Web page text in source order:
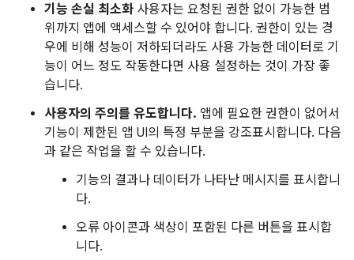
기능 손실 최소화 사용자는 요청된 권한 없이 가능한 범
위까지 앱에 액세스할 수 있어야 합니다. 권한이 있는 경
우에 비해 성능이 저하되더라도 사용 가능한 데이터로 기
능이 어느 정도 작동한다면 사용 설정하는 것이 가장 좋
습니다.
사용자의 주의를 유도합니다. 앱에 필요한 권한이 없어서
기능이 제한된 앱 UI의 특정 부분을 강조표시합니다. 다음
과 같은 작업을 할 수 있습니다.
기능의 결과나 데이터가 나타난 메시지를 표시합니
다.
오류 아이콘과 색상이 포함된 다른 버튼을 표시합
니다.